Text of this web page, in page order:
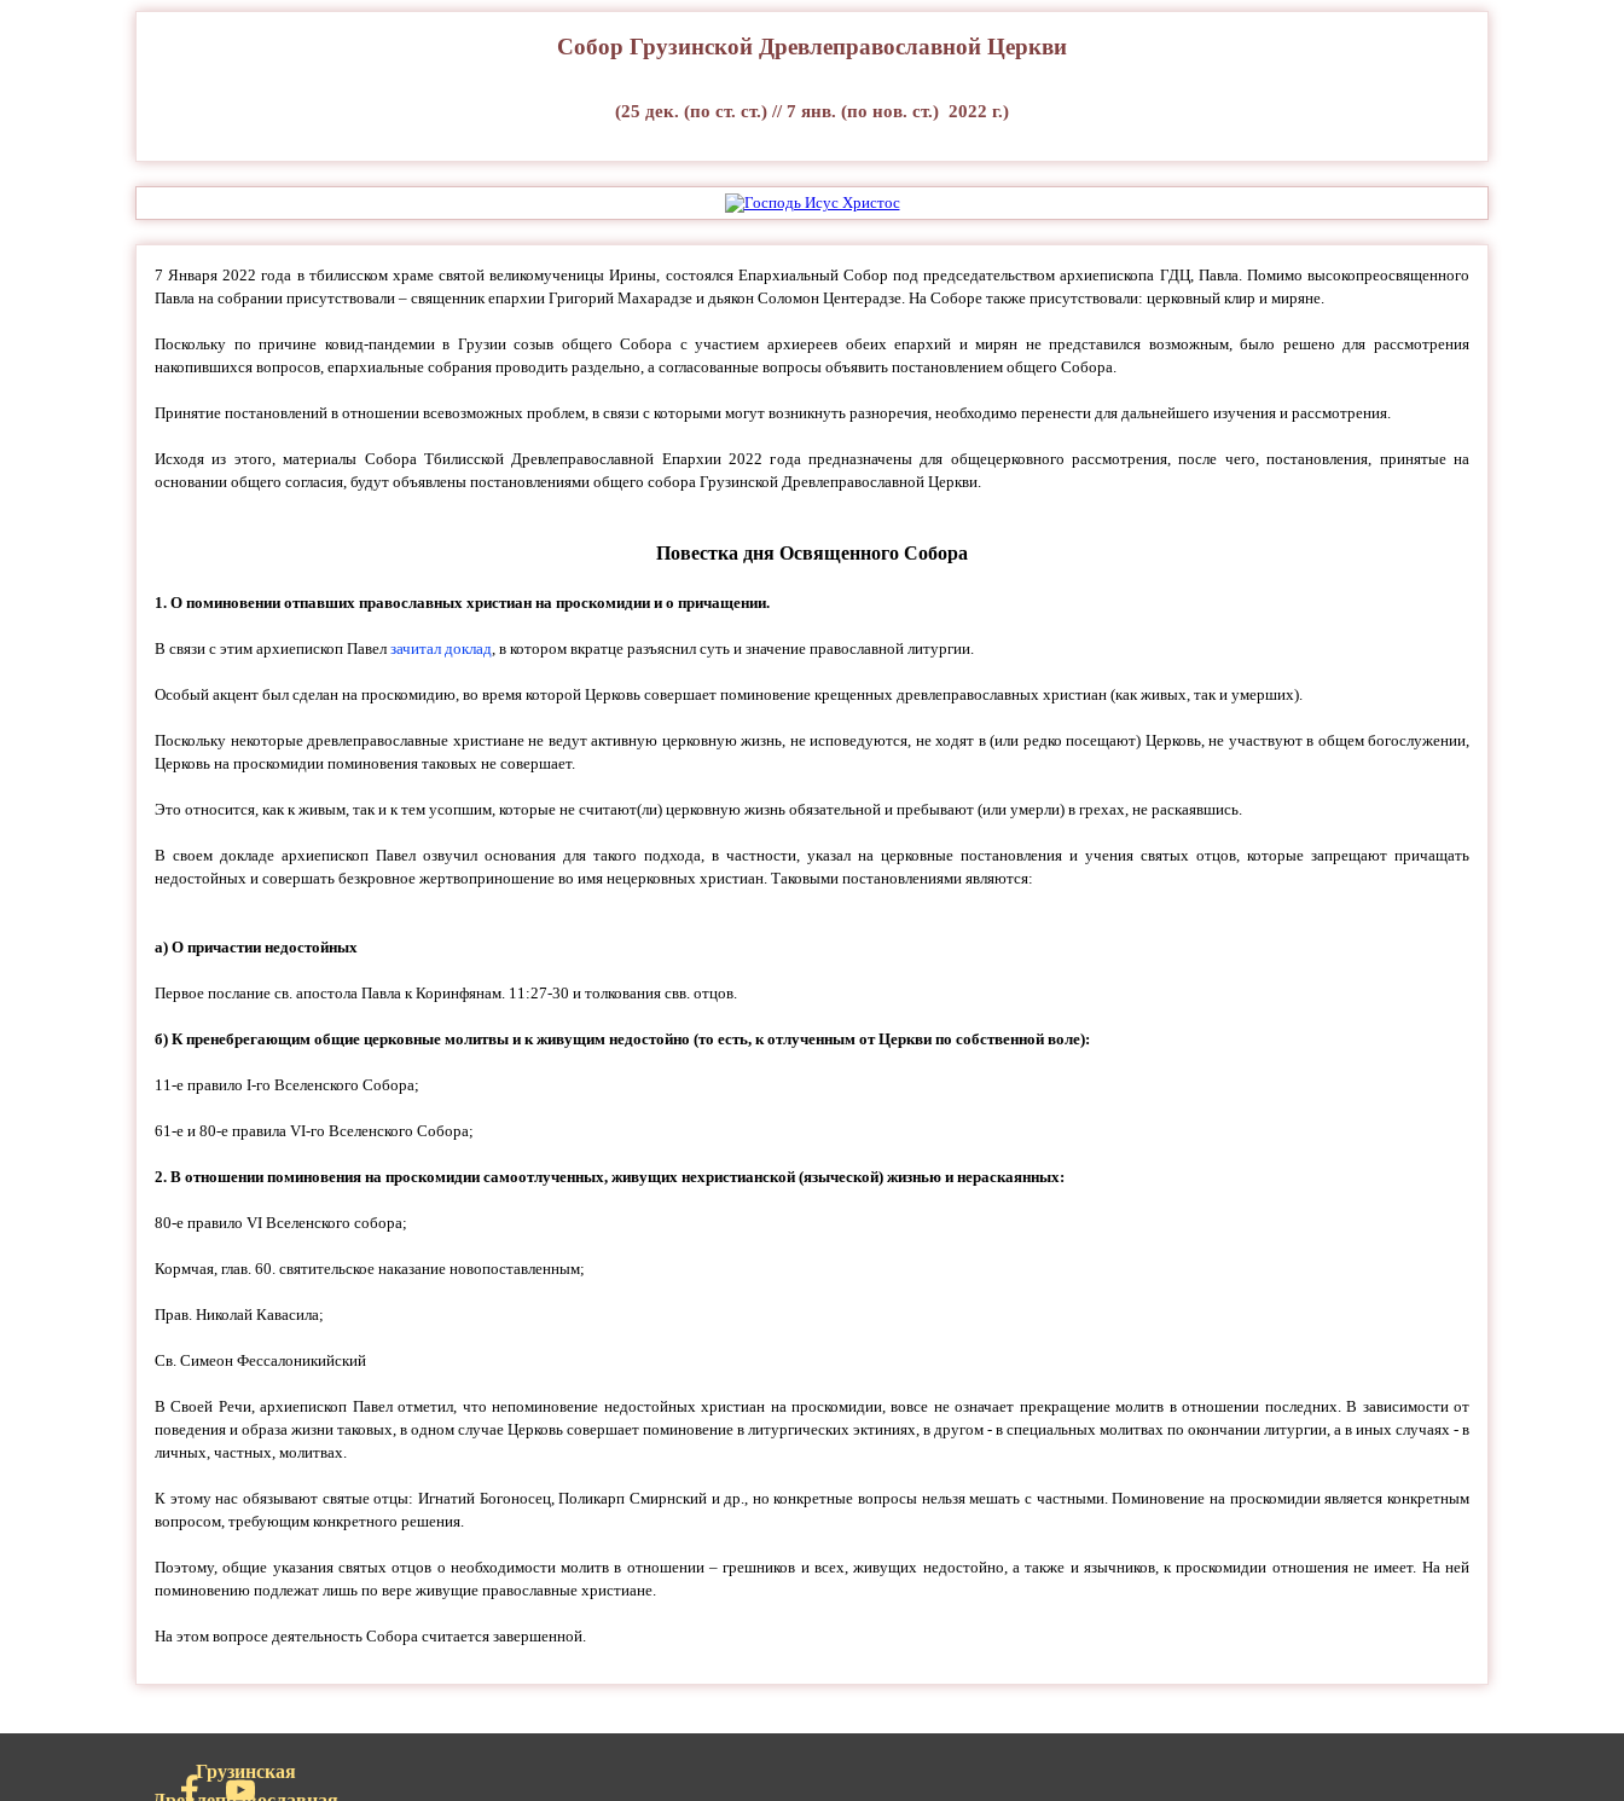
Собор Грузинской Древлеправославной Церкви
(25 дек. (по ст. ст.) // 7 янв. (по нов. ст.) 2022 г.)
7 Января 2022 года в тбилисском храме святой великомученицы Ирины, состоялся Епархиальный Собор под председательством архиепископа ГДЦ, Павла. Помимо высокопреосвященного
Павла на собрании присутствовали – священник епархии Григорий Махарадзе и дьякон Соломон Центерадзе. На Соборе также присутствовали: церковный клир и миряне.
Поскольку по причине ковид-пандемии в Грузии созыв общего Собора с участием архиереев обеих епархий и мирян не представился возможным, было решено для рассмотрения
накопившихся вопросов, епархиальные собрания проводить раздельно, а согласованные вопросы объявить постановлением общего Собора.
Принятие постановлений в отношении всевозможных проблем, в связи с которыми могут возникнуть разноречия, необходимо перенести для дальнейшего изучения и рассмотрения.
Исходя из этого, материалы Собора Тбилисской Древлеправославной Епархии 2022 года предназначены для общецерковного рассмотрения, после чего, постановления, принятые на
основании общего согласия, будут объявлены постановлениями общего собора Грузинской Древлеправославной Церкви.
Повестка дня Освященного Собора
1. О поминовении отпавших православных христиан на проскомидии и о причащении.
В связи с этим архиепископ Павел зачитал доклад, в котором вкратце разъяснил суть и значение православной литургии.
Особый акцент был сделан на проскомидию, во время которой Церковь совершает поминовение крещенных древлеправославных христиан (как живых, так и умерших).
Поскольку некоторые древлеправославные христиане не ведут активную церковную жизнь, не исповедуются, не ходят в (или редко посещают) Церковь, не участвуют в общем богослужении,
Церковь на проскомидии поминовения таковых не совершает.
Это относится, как к живым, так и к тем усопшим, которые не считают(ли) церковную жизнь обязательной и пребывают (или умерли) в грехах, не раскаявшись.
В своем докладе архиепископ Павел озвучил основания для такого подхода, в частности, указал на церковные постановления и учения святых отцов, которые запрещают причащать
недостойных и совершать безкровное жертвоприношение во имя нецерковных христиан. Таковыми постановлениями являются:
а) О причастии недостойных
Первое послание св. апостола Павла к Коринфянам. 11:27-30 и толкования свв. отцов.
б) К пренебрегающим общие церковные молитвы и к живущим недостойно (то есть, к отлученным от Церкви по собственной воле):
11-е правило I-го Вселенского Собора;
61-е и 80-е правила VI-го Вселенского Собора;
2. В отношении поминовения на проскомидии самоотлученных, живущих нехристианской (языческой) жизнью и нераскаянных:
80-е правило VI Вселенского собора;
Кормчая, глав. 60. святительское наказание новопоставленным;
Прав. Николай Кавасила;
Св. Симеон Фессалоникийский
В Своей Речи, архиепископ Павел отметил, что непоминовение недостойных христиан на проскомидии, вовсе не означает прекращение молитв в отношении последних. В зависимости от
поведения и образа жизни таковых, в одном случае Церковь совершает поминовение в литургических эктиниях, в другом - в специальных молитвах по окончании литургии, а в иных случаях - в
личных, частных, молитвах.
К этому нас обязывают святые отцы: Игнатий Богоносец, Поликарп Смирнский и др., но конкретные вопросы нельзя мешать с частными. Поминовение на проскомидии является конкретным
вопросом, требующим конкретного решения.
Поэтому, общие указания святых отцов о необходимости молитв в отношении – грешников и всех, живущих недостойно, а также и язычников, к проскомидии отношения не имеет. На ней
поминовению подлежат лишь по вере живущие православные христиане.
На этом вопросе деятельность Собора считается завершенной.
Грузинская